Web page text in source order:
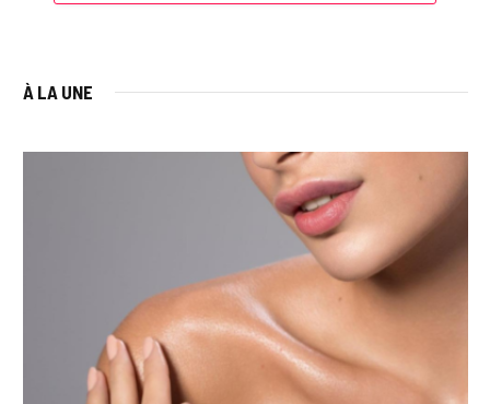
À LA UNE